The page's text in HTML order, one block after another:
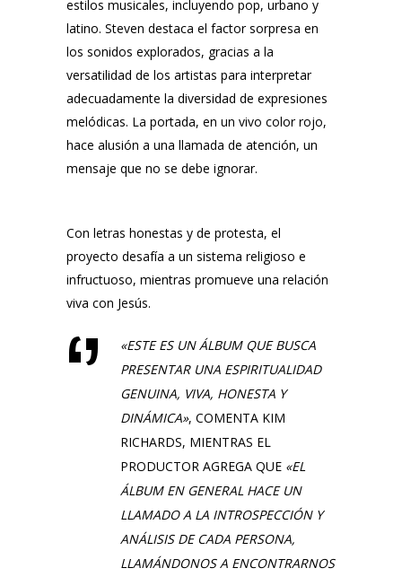
estilos musicales, incluyendo pop, urbano y
latino. Steven destaca el factor sorpresa en
los sonidos explorados, gracias a la
versatilidad de los artistas para interpretar
adecuadamente la diversidad de expresiones
melódicas. La portada, en un vivo color rojo,
hace alusión a una llamada de atención, un
mensaje que no se debe ignorar.
Con letras honestas y de protesta, el
proyecto desafía a un sistema religioso e
infructuoso, mientras promueve una relación
viva con Jesús.
«ESTE ES UN ÁLBUM QUE BUSCA
PRESENTAR UNA ESPIRITUALIDAD
GENUINA, VIVA, HONESTA Y
DINÁMICA», COMENTA KIM
RICHARDS, MIENTRAS EL
PRODUCTOR AGREGA QUE «EL
ÁLBUM EN GENERAL HACE UN
LLAMADO A LA INTROSPECCIÓN Y
ANÁLISIS DE CADA PERSONA,
LLAMÁNDONOS A ENCONTRARNOS